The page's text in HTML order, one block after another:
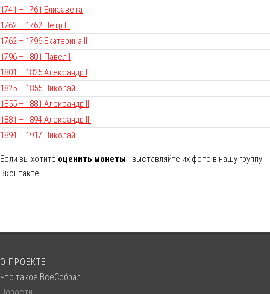
1741 – 1761 Елизавета
1762 – 1762 Петр III
1762 – 1796 Екатерина II
1796 – 1801 Павел I
1801 – 1825 Александр I
1825 – 1855 Николай I
1855 – 1881 Александр II
1881 – 1894 Александр III
1894 – 1917 Николай II
Если вы хотите оценить монеты - выставляйте их фото в нашу группу
Вконтакте.
О ПРОЕКТЕ
Что такое ВсеСобрал